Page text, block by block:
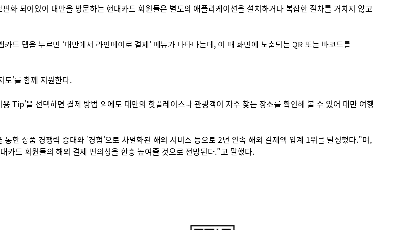
화 되어있어 대만을 방문하는 현대카드 회원들은 별도의 애플리케이션을 설치하거나 복잡한 절차를 거치지 않고
드 탭을 누르면 ‘대만에서 라인페이로 결제’ 메뉴가 나타나는데, 이 때 화면에 노출되는 QR 또는 바코드를
도’를 함께 지원한다.
Tip’을 선택하면 결제 방법 외에도 대만의 핫플레이스나 관광객이 자주 찾는 장소를 확인해 볼 수 있어 대만 여행
한 상품 경쟁력 증대와 ‘경험’으로 차별화된 해외 서비스 등으로 2년 연속 해외 결제액 업계 1위를 달성했다.”며,
카드 회원들의 해외 결제 편의성을 한층 높여줄 것으로 전망된다.”고 말했다.